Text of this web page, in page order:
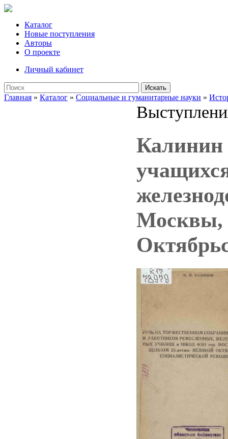
Каталог
Новые поступления
Авторы
О проекте
Личный кабинет
Искать
Главная » Каталог » Социальные и гуманитарные науки »
Калинин
Москвы,